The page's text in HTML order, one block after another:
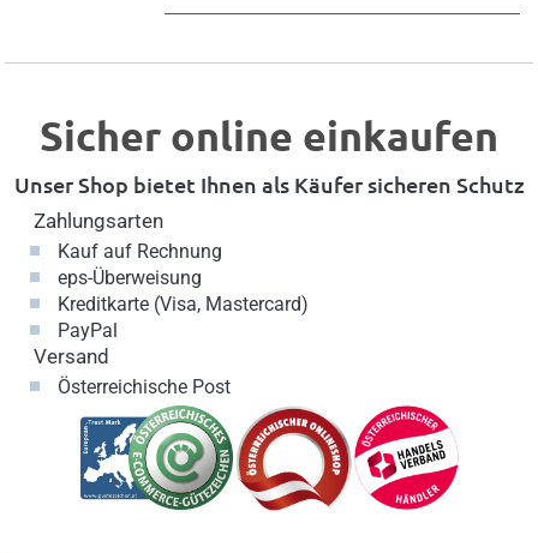
Sicher online einkaufen
Unser Shop bietet Ihnen als Käufer sicheren Schutz
Zahlungsarten
Kauf auf Rechnung
eps-Überweisung
Kreditkarte (Visa, Mastercard)
PayPal
Versand
Österreichische Post